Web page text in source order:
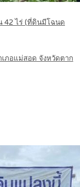
42 ไร่ (ที่ดินมีโฉนด
ภอแม่สอด จังหวัดตาก